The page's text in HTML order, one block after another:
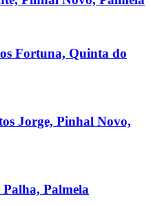
Fortuna, Quinta do
Jorge, Pinhal Novo,
Palmela